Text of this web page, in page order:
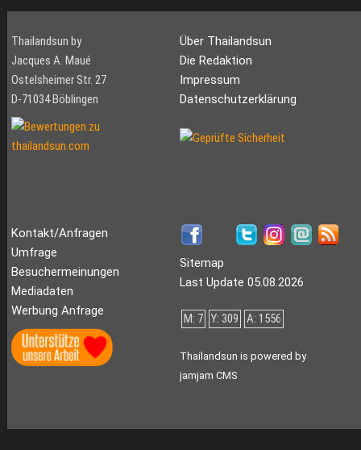
Thailandsun by
Jacques A. Maué
Ostelsheimer Str. 27
D-71034 Böblingen
Über Thailandsun
Die Redaktion
Impressum
Datenschutzerklärung
Kontakt/Anfragen
Umfrage
Besuchermeinungen
Mediadaten
Werbung Anfrage
Sitemap
Last Update 05.08.2026
M: 7 Y: 309 A: 1556
Thailandsun is powered by
jamjam CMS